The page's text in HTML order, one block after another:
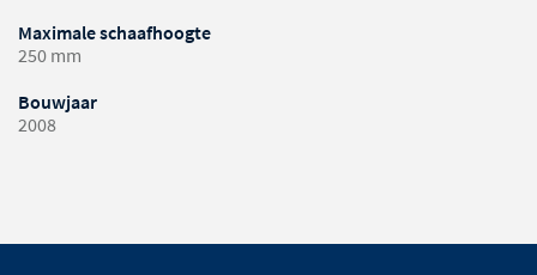
Maximale schaafhoogte
250 mm
Bouwjaar
2008